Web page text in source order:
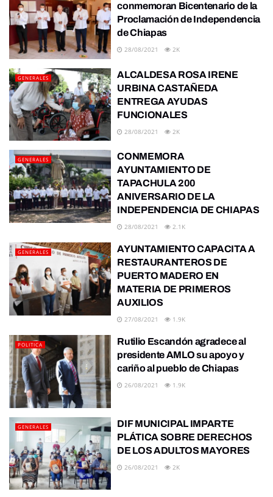
conmemoran Bicentenario de la
Proclamación de Independencia
de Chiapas
28/08/2021 2K
GENERALES
ALCALDESA ROSA IRENE
URBINA CASTAÑEDA
ENTREGA AYUDAS
FUNCIONALES
28/08/2021 2K
GENERALES
CONMEMORA
AYUNTAMIENTO DE
TAPACHULA 200
ANIVERSARIO DE LA
INDEPENDENCIA DE CHIAPAS
28/08/2021 2.1K
GENERALES
AYUNTAMIENTO CAPACITA A
RESTAURANTEROS DE
PUERTO MADERO EN
MATERIA DE PRIMEROS
AUXILIOS
27/08/2021 1.9K
POLITICA
Rutilio Escandón agradece al
presidente AMLO su apoyo y
cariño al pueblo de Chiapas
26/08/2021 1.9K
GENERALES
DIF MUNICIPAL IMPARTE
PLÁTICA SOBRE DERECHOS
DE LOS ADULTOS MAYORES
26/08/2021 2K